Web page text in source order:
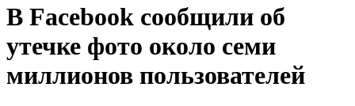
В Facebook сообщили об
утечке фото около семи
миллионов пользователей